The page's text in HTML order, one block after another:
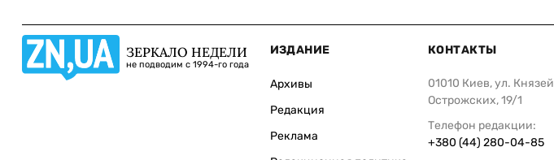
ЗЕРКАЛО НЕДЕЛИ
не подводим с 1994-го года
ИЗДАНИЕ
Архивы
Редакция
Реклама
КОНТАКТЫ
01010 Киев, ул. Князей
Острожских, 19/1
Телефон редакции:
+380 (44) 280-04-85